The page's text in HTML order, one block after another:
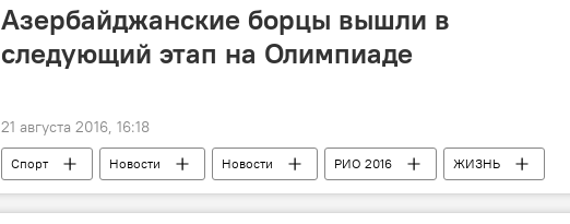
Азербайджанские борцы вышли в
следующий этап на Олимпиаде
21 августа 2016, 16:18
Спорт Новости Новости РИО 2016 ЖИЗНЬ